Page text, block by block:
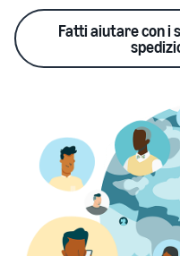
Fatti aiutare con i